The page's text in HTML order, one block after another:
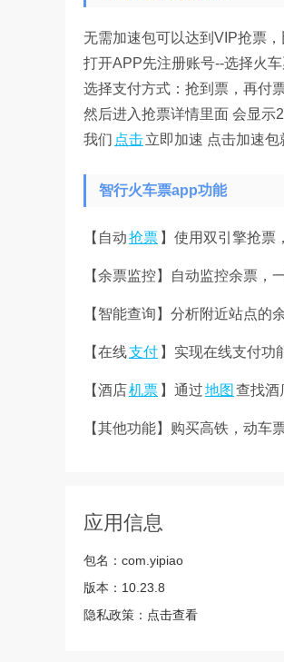
无需加速包可以达到VIP抢票
打开APP先注册账号--选择火
选择支付方式：抢到票，再付
然后进入抢票详情里面 会显示
我们 点击立即加速 点击加速包
智行火车票app功能
【自动抢票 】使用双引擎抢票
【余票监控】自动监控余票，
【智能查询】分析附近站点的
【在线支付 】实现在线支付功
【酒店机票 】通过地图 查找酒
【其他功能】购买高铁，动车
应用信息
包名： com.yipiao
版本： 10.23.8
隐私政策： 点击查看